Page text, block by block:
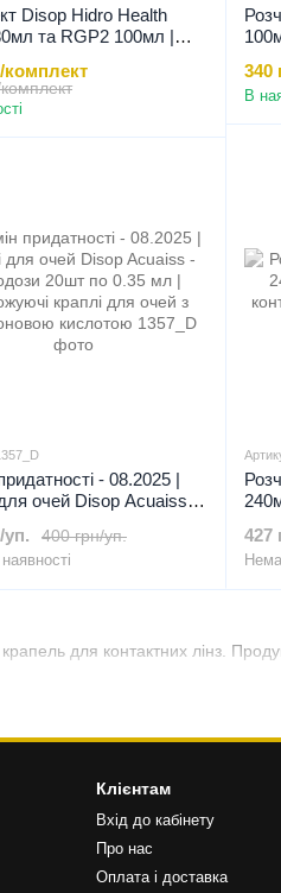
для контактних лінз.
Disop Hidro Health
та RGP2 100мл |
лінз
комплект 340
В
- 08.2025 |
очей Disop Acuaiss -
краплі для очей з
кислотою
400 грн/уп.
уп. 427
Клієнтам
Вхід до кабінету
Про нас
Оплата і доставка